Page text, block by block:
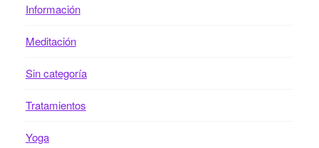
Información
Meditación
Sin categoría
Tratamientos
Yoga